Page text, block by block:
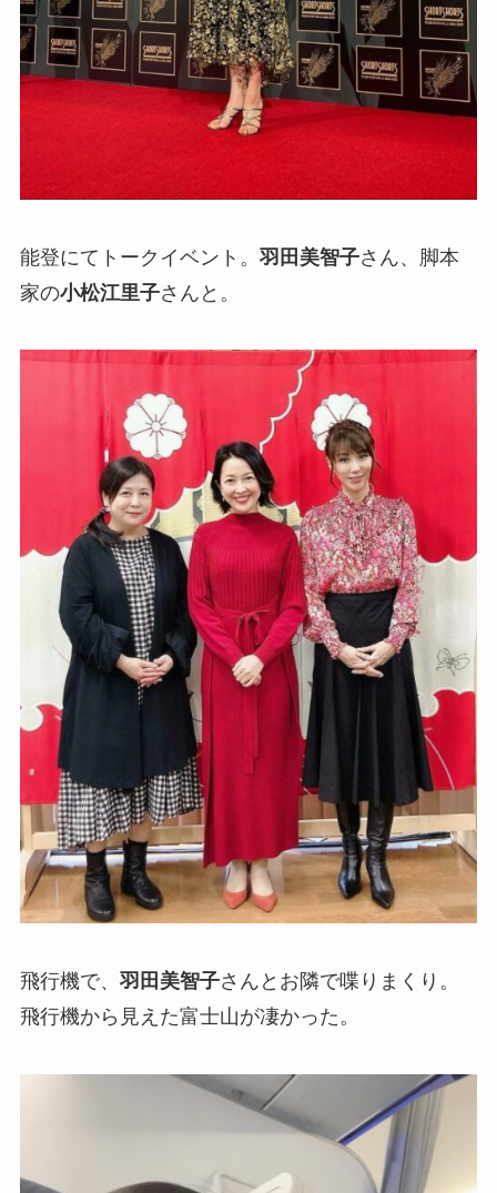
能登にてトークイベント。 羽田美智子さん、脚本
家の小松江里子さんと。
飛行機で、 羽田美智子さんとお隣で喋りまくり。
飛行機から見えた富士山が凄かった。